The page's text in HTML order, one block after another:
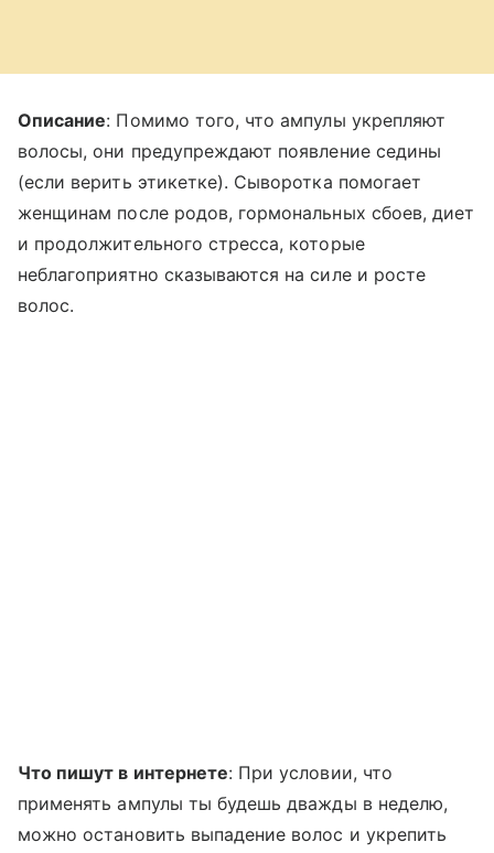
Описание: Помимо того, что ампулы укрепляют
волосы, они предупреждают появление седины
(если верить этикетке). Сыворотка помогает
женщинам после родов, гормональных сбоев, диет
и продолжительного стресса, которые
неблагоприятно сказываются на силе и росте
волос.
Что пишут в интернете: При условии, что
применять ампулы ты будешь дважды в неделю,
можно остановить выпадение волос и укрепить